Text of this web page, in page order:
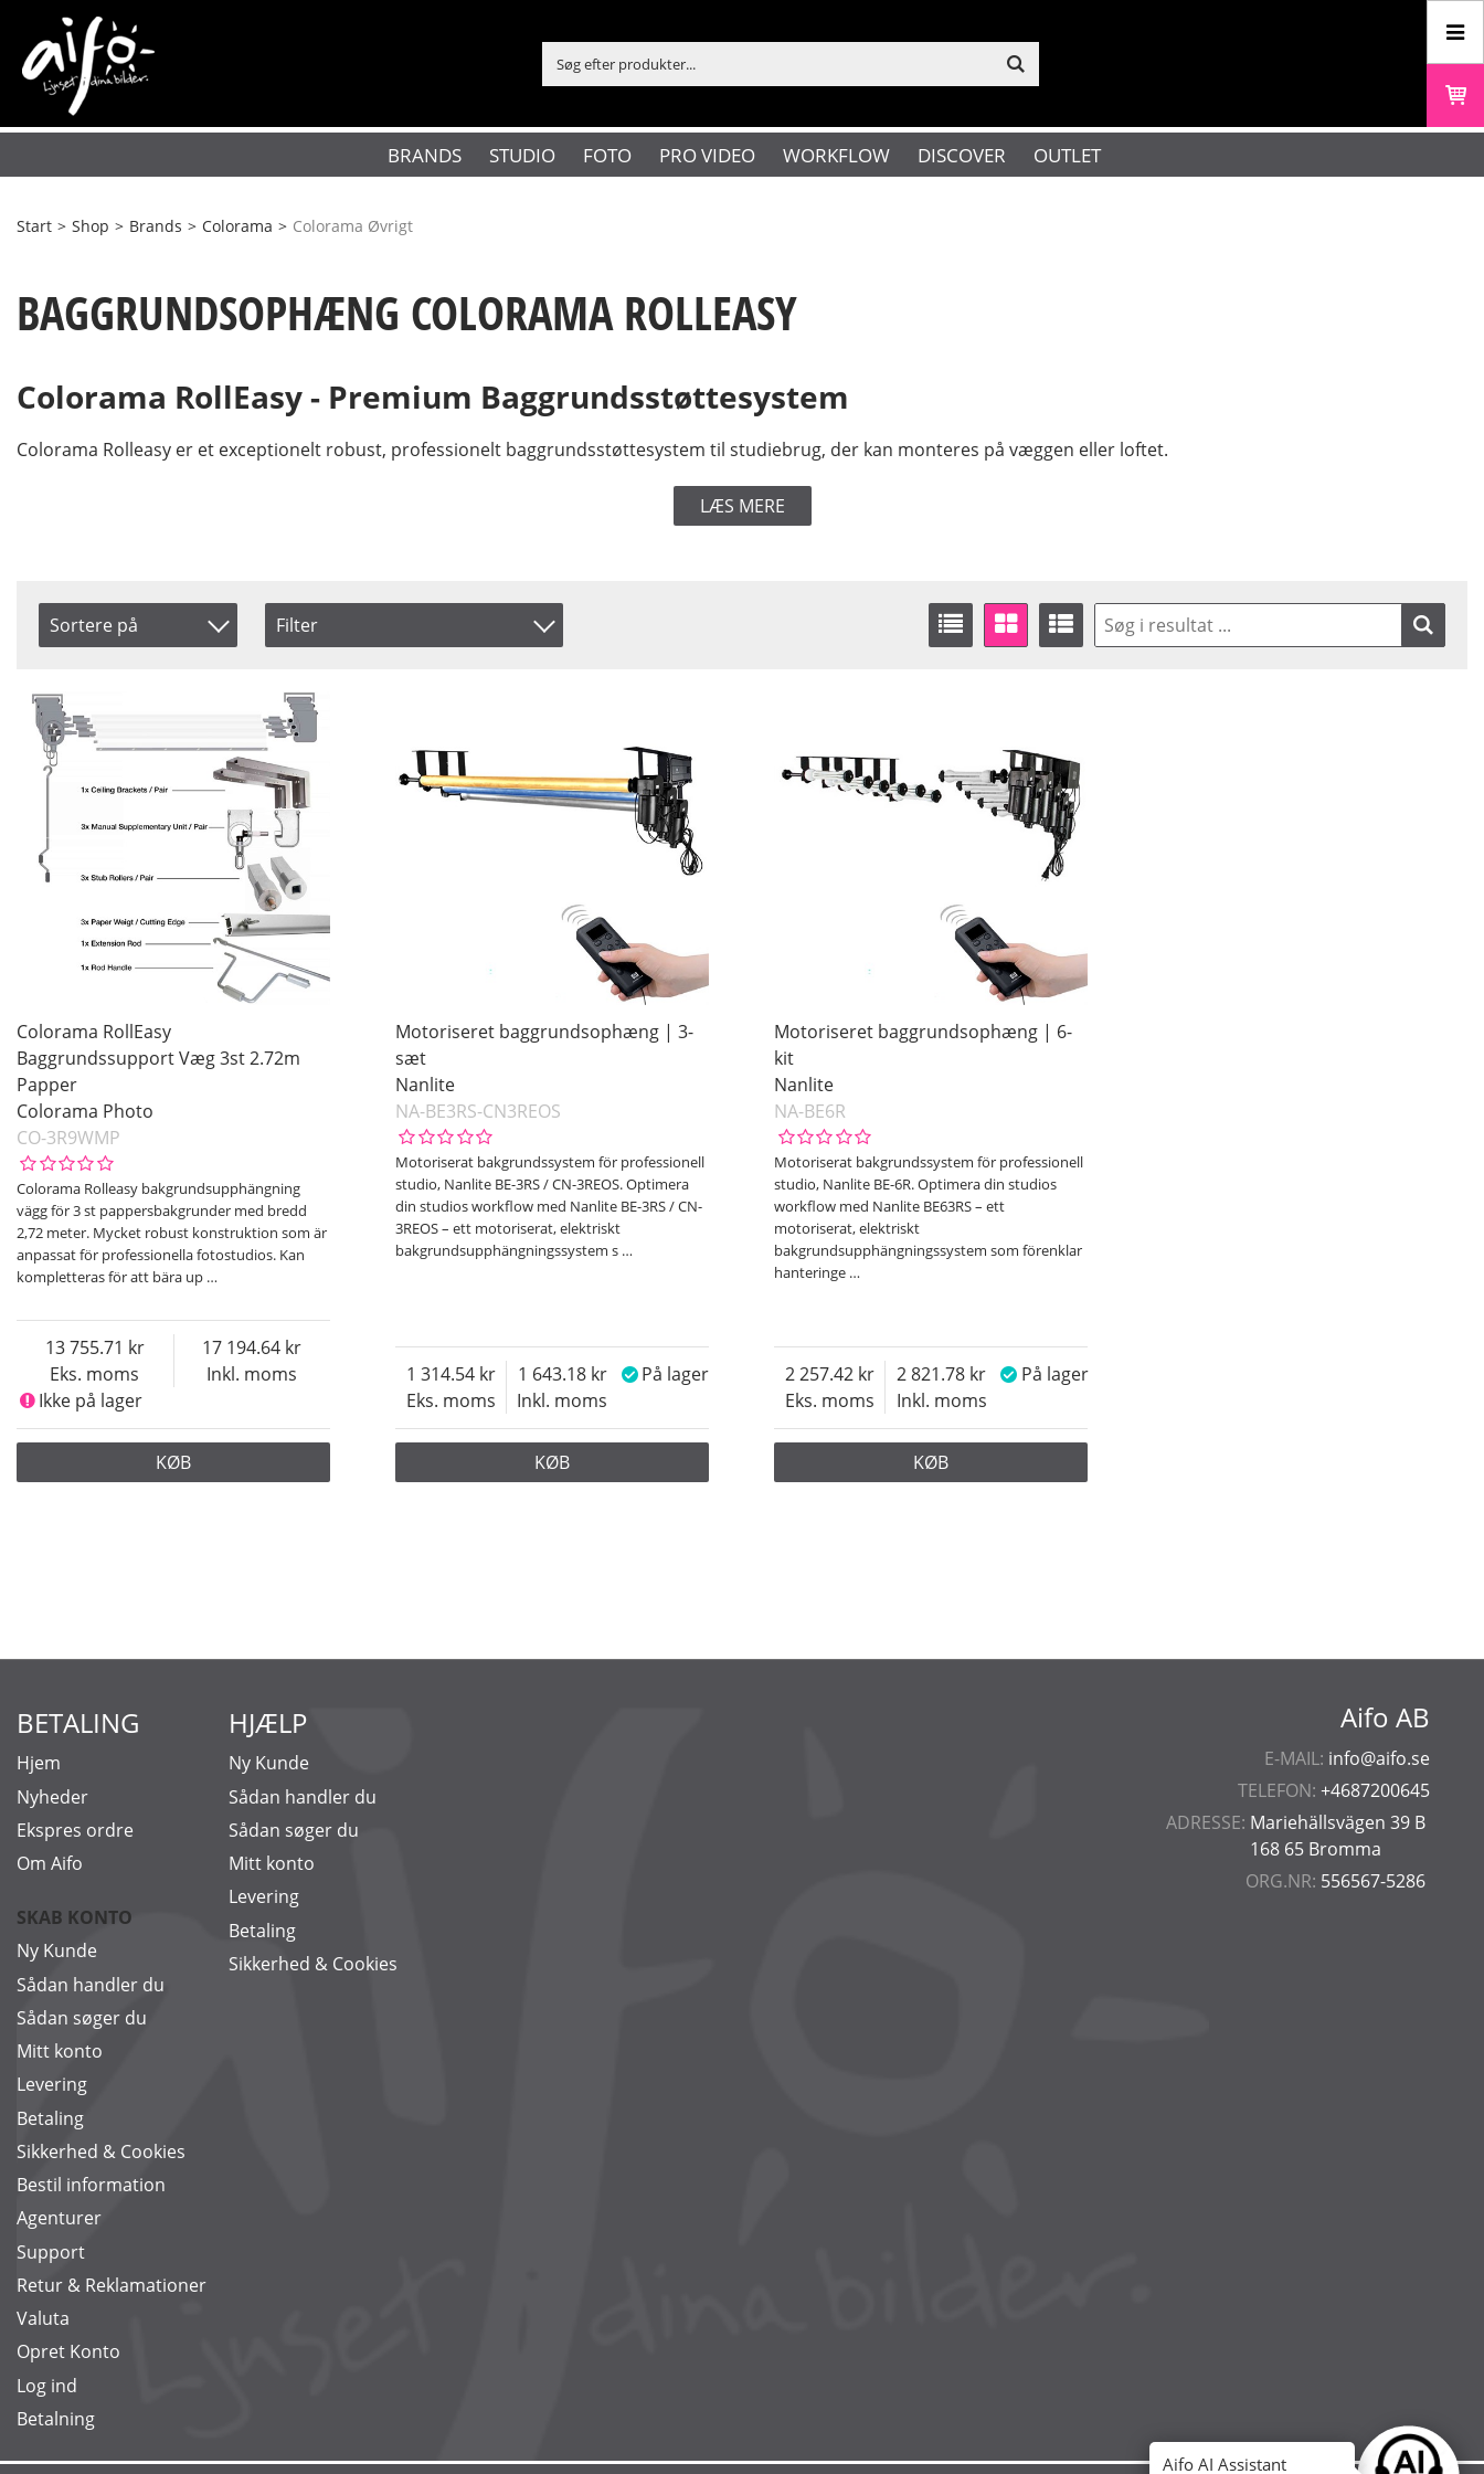
BRANDS STUDIO FOTO PRO VIDEO WORKFLOW DISCOVER OUTLET
Start > Shop > Brands > Colorama > Colorama Øvrigt
BAGGRUNDSOPHÆNG COLORAMA ROLLEASY
Colorama RollEasy - Premium Baggrundsstøttesystem
Colorama Rolleasy er et exceptionelt robust, professionelt baggrundsstøttesystem til studiebrug, der kan monteres på væggen eller loftet.
LÆS MERE
Sortere på
Inkl. Moms
Navn
Filter
Pris
Wall
Size
272 cm
Colorama RollEasy
Baggrundssupport Væg 3st 2.72m
Papper
Colorama Photo
CO-3R9WMP
Colorama Rolleasy bakgrundsupphängning
vägg för 3 st pappersbakgrunder med bredd
2,72 meter. Mycket robust konstruktion som är
anpassat för professionella fotostudios. Kan
kompletteras för att bära up …
Eks. moms
13 755.71
Inkl. moms
17 194.64
Ikke på lager
KØB
Motoriseret baggrundsophæng | 3-
sæt
Nanlite
NA-BE3RS-CN3REOS
Motoriserat bakgrundssystem för professionell
studio, Nanlite BE-3RS / CN-3REOS. Optimera
din studios workflow med Nanlite BE-3RS / CN-
3REOS – ett motoriserat, elektriskt
bakgrundsupphängningssystem s …
Eks. moms
1 314.54
Inkl. moms
1 643.18 På lager
KØB
Motoriseret baggrundsophæng | 6-
kit
Nanlite
NA-BE6R
Motoriserat bakgrundssystem för professionell
studio, Nanlite BE-6R. Optimera din studios
workflow med Nanlite BE63RS – ett
motoriserat, elektriskt
bakgrundsupphängningssystem som förenklar
hanteringe …
Eks. moms
2 257.42
Inkl. moms
2 821.78 På lager
KØB
Aifo AB
E-MAIL: info@aifo.se
TELEFON: +4687200645
ADRESSE: Mariehällsvägen 39 B
168 65 Bromma
ORG.NR: 556567-5286
BETALING
Hjem
Nyheder
Ekspres ordre
Om Aifo
SKAB KONTO
Ny Kunde
Sådan handler du
Sådan søger du
Mitt konto
Levering
Betaling
Sikkerhed & Cookies
Bestil information
Agenturer
Support
Retur & Reklamationer
Valuta
Opret Konto
Log ind
Betalning
HJÆLP
Ny Kunde
Sådan handler du
Sådan søger du
Mitt konto
Levering
Betaling
Sikkerhed & Cookies
Aifo AI Assistant